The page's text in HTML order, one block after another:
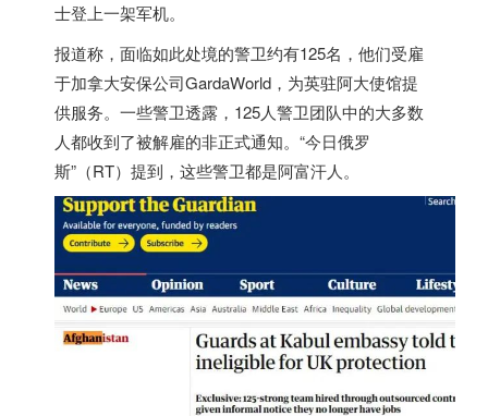
士登上一架军机。
报道称，面临如此处境的警卫约有125名，他们受雇
于加拿大安保公司GardaWorld，为英驻阿大使馆提
供服务。 一些警卫透露，125人警卫团队中的大多数
人都收到了被解雇的非正式通知。“今日俄罗
斯”（RT）提到，这些警卫都是阿富汗人。